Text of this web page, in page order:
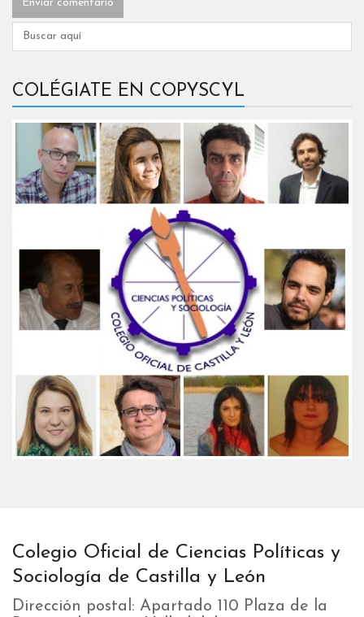
COLÉGIATE EN COPYSCYL
Colegio Oficial de Ciencias Políticas y
Sociología de Castilla y León
Dirección postal: Apartado 110 Plaza de la